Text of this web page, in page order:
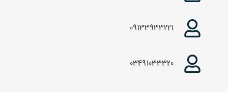
09133933221
03491033320